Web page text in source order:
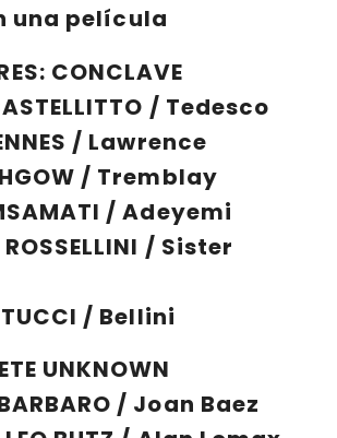
una película
CONCLAVE
/ Tedesco
/ Lawrence
/ Tremblay
/ Adeyemi
ROSSELLINI / Sister
TUCCI / Bellini
UNKNOWN
/ Joan Baez